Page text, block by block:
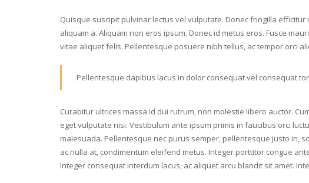
Quisque suscipit pulvinar lectus vel vulputate. Donec fringilla
aliquam a. Aliquam non eros ipsum. Donec id metus eros. Fusce
vitae aliquet felis. Pellentesque posuere nibh tellus, ac tempor orci
Pellentesque dapibus lacus in dolor consequat vel consequat
Curabitur ultrices massa id dui rutrum, non molestie libero auctor.
eget vulputate nisi. Vestibulum ante ipsum primis in faucibus orci
malesuada. Pellentesque nec purus semper, pellentesque justo in,
ac nulla at, condimentum eleifend metus. Integer porttitor congue
Integer consequat interdum lacus, ac aliquet arcu blandit sit amet.